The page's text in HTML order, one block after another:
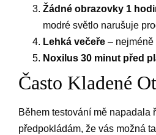
Žádné obrazovky 1
modré světlo narušuje
Lehká večeře – nejméně
Noxilus 30 minut před
Často Kladené
Během testování mě napadala
předpokládám, že vás možná